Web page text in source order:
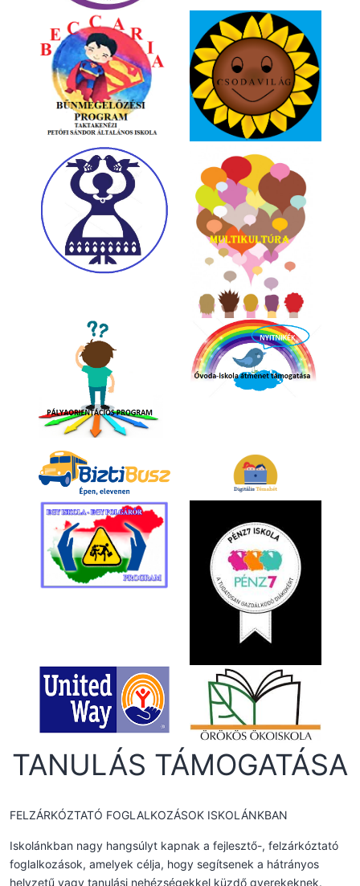
TANULÁS TÁMOGATÁSA
FELZÁRKÓZTATÓ FOGLALKOZÁSOK ISKOLÁNKBAN
Iskolánkban nagy hangsúlyt kapnak a fejlesztő-, felzárkóztató
foglalkozások, amelyek célja, hogy segítsenek a hátrányos
helyzetű vagy tanulási nehézségekkel küzdő gyerekeknek.